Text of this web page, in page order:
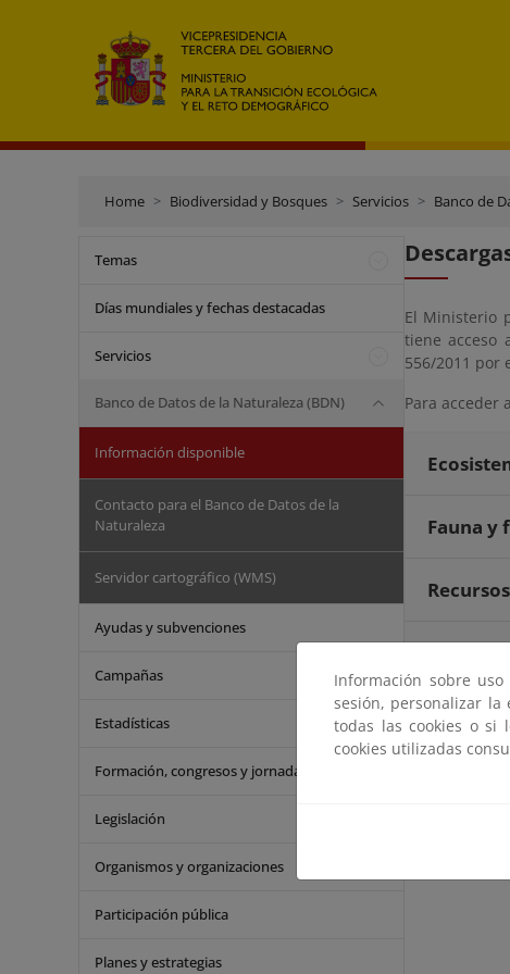
Home Biodiversidad y Bosques Servicios Banco de
Temas
Días mundiales y fechas destacadas
Servicios
Banco de Datos de la Naturaleza (BDN)
Información disponible
Contacto para el Banco de Datos de la
Naturaleza
Servidor cartográfico (WMS)
Ayudas y subvenciones
Campañas
Estadísticas
Formación, congresos y jornadas
Legislación
Organismos y organizaciones
Participación pública
Planes y estrategias
El Ministerio
tiene acceso
556/2011 por
Para acceder
Fauna y
Efectos
Información sobre
sesión, personalizar la
todas las cookies o si
cookies utilizadas